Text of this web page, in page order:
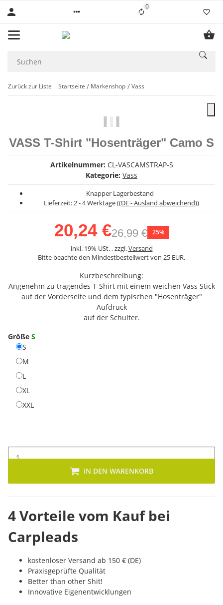
0Liste ist leer
Zurück zur Liste Startseite Markenshop Vass
VASS T-Shirt "Hosenträger" Camo S
Artikelnummer: CL-VASCAMSTRAP-S
Kategorie: Vass
Knapper Lagerbestand
Lieferzeit:2 - 4 Werktage((DE - Ausland abweichend))
20,24 €26,99 € 25%
inkl. 19% USt. , zzgl.Versand
Bitte beachte den Mindestbestellwert von 25 EUR.
Kurzbeschreibung:
Angenehm zu tragendes T-Shirt mit einem weichen Vass Stick
auf der Vorderseite und dem typischen "Hosenträger"
Aufdruck
auf der Schulter.
Größe S
S
M
L
XL
XXL
IN DEN WARENKORB
4 Vorteile vom Kauf bei
Carpleads
kostenloser Versand ab 150 € (DE)
Praxisgeprüfte Qualität
Better than other Shit!
Innovative Eigenentwicklungen